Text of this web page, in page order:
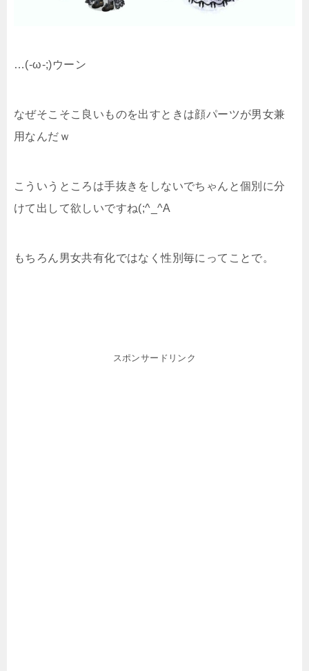
…(-ω-;)ウーン
なぜそこそこ良いものを出すときは顔パーツが男女兼
用なんだｗ
こういうところは手抜きをしないでちゃんと個別に分
けて出して欲しいですね(;^_^A
もちろん男女共有化ではなく性別毎にってことで。
スポンサードリンク